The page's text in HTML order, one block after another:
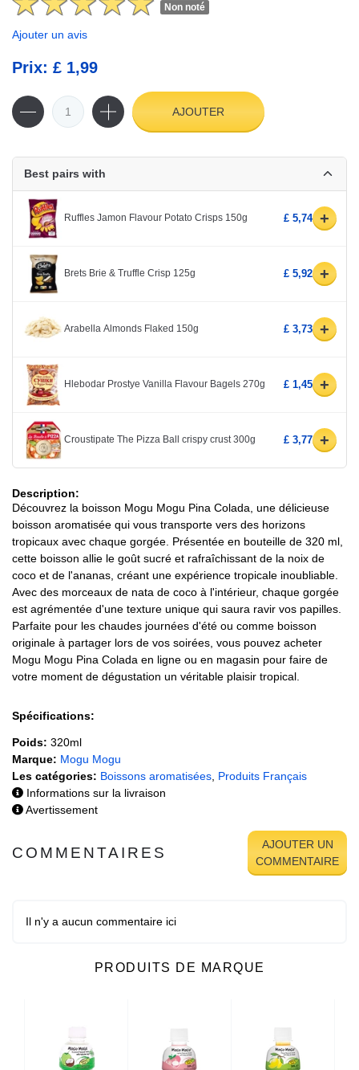
Non noté
Ajouter un avis
Prix: £ 1,99
AJOUTER
Best pairs with
Ruffles Jamon Flavour Potato Crisps 150g £ 5,74 +
Brets Brie & Truffle Crisp 125g £ 5,92 +
Arabella Almonds Flaked 150g £ 3,73 +
Hlebodar Prostye Vanilla Flavour Bagels 270g £ 1,45 +
Croustipate The Pizza Ball crispy crust 300g £ 3,77 +
Description:
Découvrez la boisson Mogu Mogu Pina Colada, une délicieuse
boisson aromatisée qui vous transporte vers des horizons
tropicaux avec chaque gorgée. Présentée en bouteille de 320 ml,
cette boisson allie le goût sucré et rafraîchissant de la noix de
coco et de l'ananas, créant une expérience tropicale inoubliable.
Avec des morceaux de nata de coco à l'intérieur, chaque gorgée
est agrémentée d'une texture unique qui saura ravir vos papilles.
Parfaite pour les chaudes journées d'été ou comme boisson
originale à partager lors de vos soirées, vous pouvez acheter
Mogu Mogu Pina Colada en ligne ou en magasin pour faire de
votre moment de dégustation un véritable plaisir tropical.
Spécifications:
Poids: 320ml
Marque: Mogu Mogu
Les catégories: Boissons aromatisées Produits Français
Informations sur la livraison
Avertissement
COMMENTAIRES
AJOUTER UN
COMMENTAIRE
Il n'y a aucun commentaire ici
PRODUITS DE MARQUE